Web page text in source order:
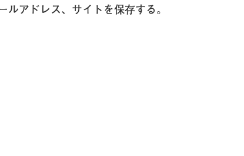
アドレス、サイトを保存する。